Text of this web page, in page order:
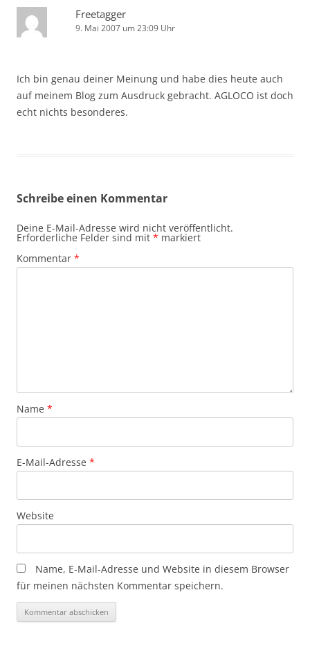
Freetagger
9. Mai 2007 um 23:09 Uhr
Ich bin genau deiner Meinung und habe dies heute auch
auf meinem Blog zum Ausdruck gebracht. AGLOCO ist doch
echt nichts besonderes.
Schreibe einen Kommentar
Deine E-Mail-Adresse wird nicht veröffentlicht.
Erforderliche Felder sind mit * markiert
Kommentar *
Name *
E-Mail-Adresse *
Website
Name, E-Mail-Adresse und Website in diesem Browser
für meinen nächsten Kommentar speichern.